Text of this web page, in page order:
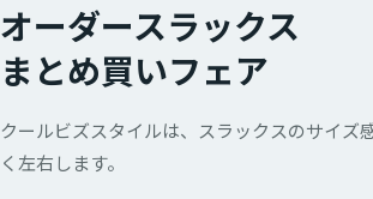
オーダースラックス
まとめ買いフェア
クールビズスタイルは、スラックスのサイズ
く左右します。